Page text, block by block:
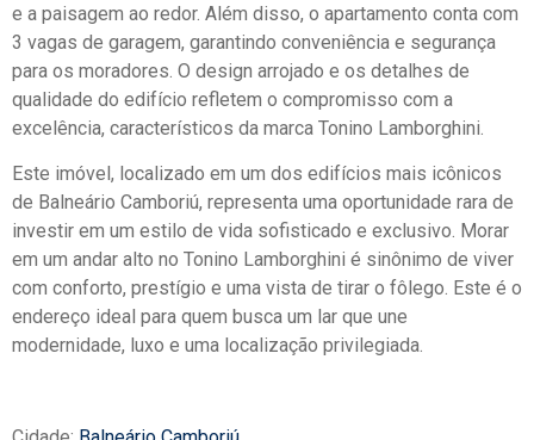
e a paisagem ao redor. Além disso, o apartamento conta com
3 vagas de garagem, garantindo conveniência e segurança
para os moradores. O design arrojado e os detalhes de
qualidade do edifício refletem o compromisso com a
excelência, característicos da marca Tonino Lamborghini.
Este imóvel, localizado em um dos edifícios mais icônicos
de Balneário Camboriú, representa uma oportunidade rara de
investir em um estilo de vida sofisticado e exclusivo. Morar
em um andar alto no Tonino Lamborghini é sinônimo de viver
com conforto, prestígio e uma vista de tirar o fôlego. Este é o
endereço ideal para quem busca um lar que une
modernidade, luxo e uma localização privilegiada.